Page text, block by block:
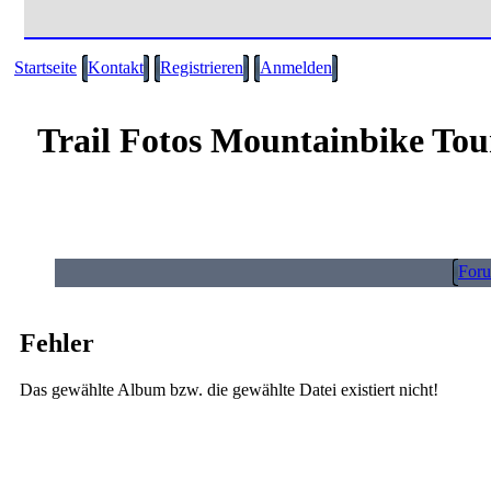
Startseite Kontakt Registrieren Anmelden
Trail Fotos Mountainbike
Fehler
Das gewählte Album bzw. die gewählte Datei existiert nicht!